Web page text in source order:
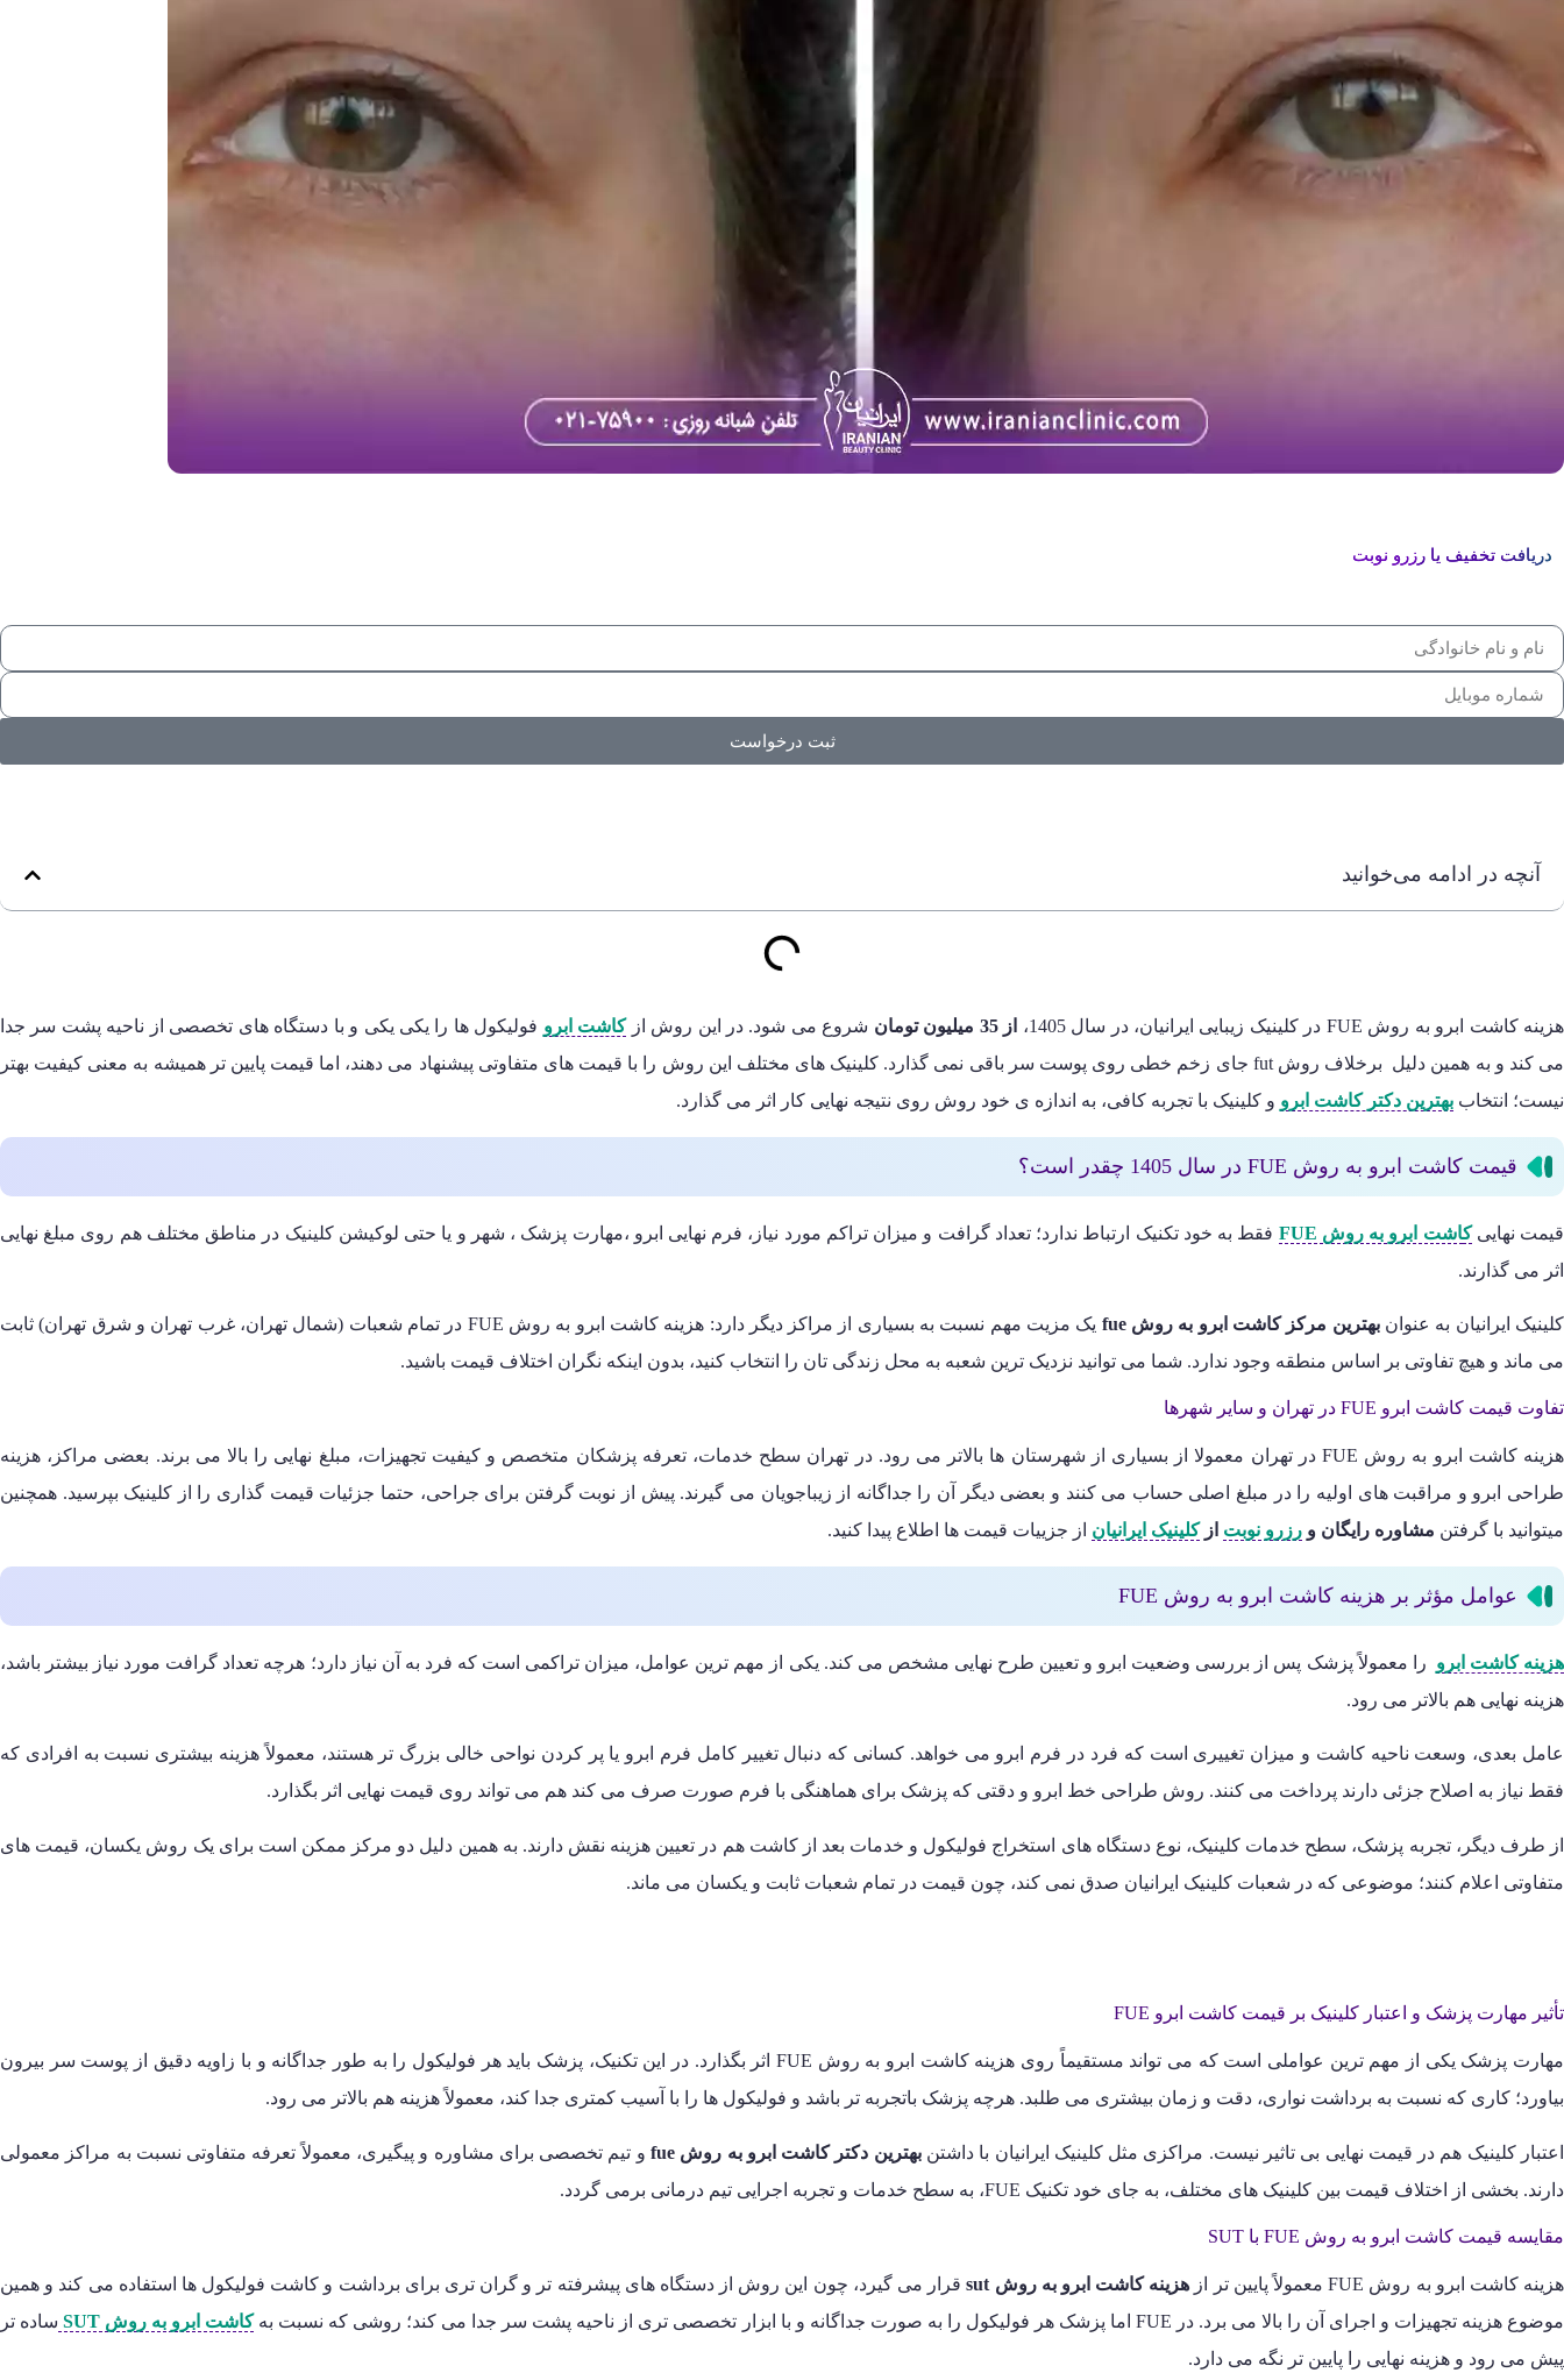
دریافت تخفیف یا رزرو نوبت
ثبت درخواست
آنچه در ادامه می‌خوانید
هزینه کاشت ابرو به روش FUE در کلینیک زیبایی ایرانیان، در سال 1405، از 35 میلیون تومان شروع می شود. در این روش ازکاشت ابرو فولیکول ها را یکی یکی و با دستگاه های تخصصی از ناحیه پشت سر جدا
می کند و به همین دلیل برخلاف روش fut جای زخم خطی روی پوست سر باقی نمی گذارد. کلینیک های مختلف این روش را با قیمت های متفاوتی پیشنهاد می دهند، اما قیمت پایین تر همیشه به معنی کیفیت بهتر
نیست؛ انتخاب بهترین دکتر کاشت ابرو و کلینیک با تجربه کافی، به اندازه ی خود روش روی نتیجه نهایی کار اثر می گذارد.
قیمت کاشت ابرو به روش FUE در سال 1405 چقدر است؟
قیمت نهاییکاشت ابرو به روش FUE
فقط به خود تکنیک ارتباط ندارد؛ تعداد گرافت و میزان تراکم مورد نیاز، فرم نهایی ابرو ،مهارت پزشک ، شهر و یا حتی لوکیشن کلینیک در مناطق مختلف هم روی مبلغ نهایی
اثر می گذارند.
کلینیک ایرانیان به عنوانبهترین مرکز کاشت ابرو به روش fue
یک مزیت مهم نسبت به بسیاری از مراکز دیگر دارد: هزینه کاشت ابرو به روش FUE در تمام شعبات (شمال تهران، غرب تهران و شرق تهران) ثابت
می ماند و هیچ تفاوتی بر اساس منطقه وجود ندارد. شما می توانید نزدیک ترین شعبه به محل زندگی تان را انتخاب کنید، بدون اینکه نگران اختلاف قیمت باشید.
تفاوت قیمت کاشت ابرو FUE در تهران و سایر شهرها
هزینه کاشت ابرو به روش FUE در تهران معمولا از بسیاری از شهرستان ها بالاتر می رود. در تهران سطح خدمات، تعرفه پزشکان متخصص و کیفیت تجهیزات، مبلغ نهایی را بالا می برند. بعضی مراکز، هزینه
طراحی ابرو و مراقبت های اولیه را در مبلغ اصلی حساب می کنند و بعضی دیگر آن را جداگانه از زیباجویان می گیرند. پیش از نوبت گرفتن برای جراحی، حتما جزئیات قیمت گذاری را از کلینیک بپرسید. همچنین
میتوانید با گرفتن مشاوره رایگان و رزرو نوبت ازکلینیک ایرانیان از جزییات قیمت ها اطلاع پیدا کنید.
عوامل مؤثر بر هزینه کاشت ابرو به روش FUE
هزینه کاشت ابرو را معمولاً پزشک پس از بررسی وضعیت ابرو و تعیین طرح نهایی مشخص می کند. یکی از مهم ترین عوامل، میزان تراکمی است که فرد به آن نیاز دارد؛ هرچه تعداد گرافت مورد نیاز بیشتر باشد،
هزینه نهایی هم بالاتر می رود.
عامل بعدی، وسعت ناحیه کاشت و میزان تغییری است که فرد در فرم ابرو می خواهد. کسانی که دنبال تغییر کامل فرم ابرو یا پر کردن نواحی خالی بزرگ تر هستند، معمولاً هزینه بیشتری نسبت به افرادی که
فقط نیاز به اصلاح جزئی دارند پرداخت می کنند. روش طراحی خط ابرو و دقتی که پزشک برای هماهنگی با فرم صورت صرف می کند هم می تواند روی قیمت نهایی اثر بگذارد.
از طرف دیگر، تجربه پزشک، سطح خدمات کلینیک، نوع دستگاه های استخراج فولیکول و خدمات بعد از کاشت هم در تعیین هزینه نقش دارند. به همین دلیل دو مرکز ممکن است برای یک روش یکسان، قیمت های
متفاوتی اعلام کنند؛ موضوعی که در شعبات کلینیک ایرانیان صدق نمی کند، چون قیمت در تمام شعبات ثابت و یکسان می ماند.
تأثیر مهارت پزشک و اعتبار کلینیک بر قیمت کاشت ابرو FUE
مهارت پزشک یکی از مهم ترین عواملی است که می تواند مستقیماً روی هزینه کاشت ابرو به روش FUE اثر بگذارد. در این تکنیک، پزشک باید هر فولیکول را به طور جداگانه و با زاویه دقیق از پوست سر بیرون
بیاورد؛ کاری که نسبت به برداشت نواری، دقت و زمان بیشتری می طلبد. هرچه پزشک باتجربه تر باشد و فولیکول ها را با آسیب کمتری جدا کند، معمولاً هزینه هم بالاتر می رود.
اعتبار کلینیک هم در قیمت نهایی بی تاثیر نیست. مراکزی مثل کلینیک ایرانیان با داشتن بهترین دکتر کاشت ابرو به روش fue
و تیم تخصصی برای مشاوره و پیگیری، معمولاً تعرفه متفاوتی نسبت به مراکز معمولی
دارند. بخشی از اختلاف قیمت بین کلینیک های مختلف، به جای خود تکنیک FUE، به سطح خدمات و تجربه اجرایی تیم درمانی برمی گردد.
مقایسه قیمت کاشت ابرو به روش FUE با SUT
هزینه کاشت ابرو به روش FUE معمولاً پایین تر از هزینه کاشت ابرو به روش sut
قرار می گیرد، چون این روش از دستگاه های پیشرفته تر و گران تری برای برداشت و کاشت فولیکول ها استفاده می کند و همین
موضوع هزینه تجهیزات و اجرای آن را بالا می برد. در FUE اما پزشک هر فولیکول را به صورت جداگانه و با ابزار تخصصی تری از ناحیه پشت سر جدا می کند؛ روشی که نسبت به
کاشت ابرو به روش SUT
ساده تر
پیش می رود و هزینه نهایی را پایین تر نگه می دارد.